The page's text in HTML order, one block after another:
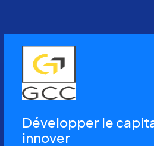
Développer le
innover